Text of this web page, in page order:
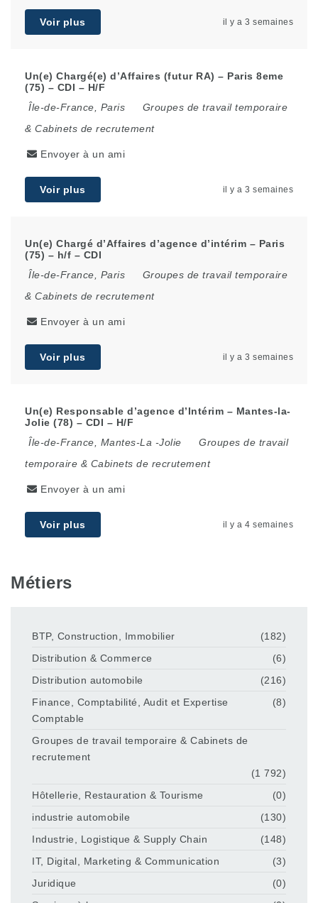
Voir plus il y a 3 semaines
Un(e) Chargé(e) d’Affaires (futur RA) – Paris 8eme
(75) – CDI – H/F
Île-de-France
Paris
Groupes de travail temporaire
& Cabinets de recrutement
Envoyer à un ami
Voir plus il y a 3 semaines
Un(e) Chargé d’Affaires d’agence d’intérim – Paris
(75) – h/f – CDI
Île-de-France
Paris
Groupes de travail temporaire
& Cabinets de recrutement
Envoyer à un ami
Voir plus il y a 3 semaines
Un(e) Responsable d’agence d’Intérim – Mantes-la-
Jolie (78) – CDI – H/F
Île-de-France
Mantes-La -Jolie
Groupes de travail
temporaire & Cabinets de recrutement
Envoyer à un ami
Voir plus il y a 4 semaines
Métiers
BTP, Construction, Immobilier
(182)
Distribution & Commerce
(6)
Distribution automobile
(216)
Finance, Comptabilité, Audit et Expertise
Comptable
(8)
Groupes de travail temporaire & Cabinets de
recrutement
(1 792)
Hôtellerie, Restauration & Tourisme
(0)
industrie automobile
(130)
Industrie, Logistique & Supply Chain
(148)
IT, Digital, Marketing & Communication
(3)
Juridique
(0)